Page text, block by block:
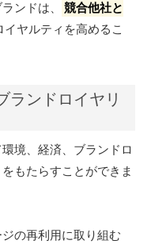
ンドは、
競合他社と
ヤルティを高めるこ
ランドロイヤリ
境、経済、ブランドロ
もたらすことができま
の再利用に取り組む